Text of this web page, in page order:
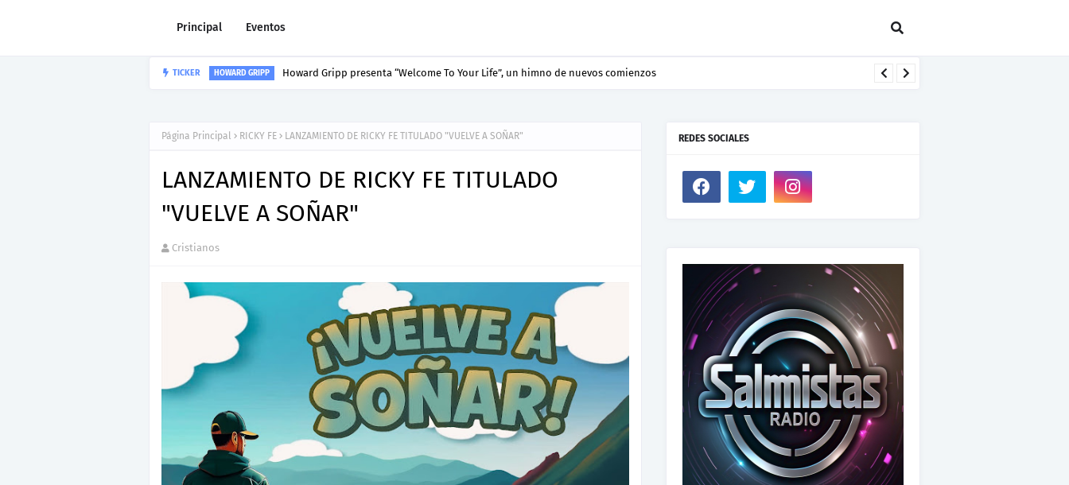
Principal Eventos
TICKER HOWARD GRIPP Howard Gripp presenta “Welcome To Your Life”, un himno de nuevos comienzos
Página Principal RICKY FE LANZAMIENTO DE RICKY FE TITULADO "VUELVE A SOÑAR"
LANZAMIENTO DE RICKY FE TITULADO
"VUELVE A SOÑAR"
Cristianos
REDES SOCIALES